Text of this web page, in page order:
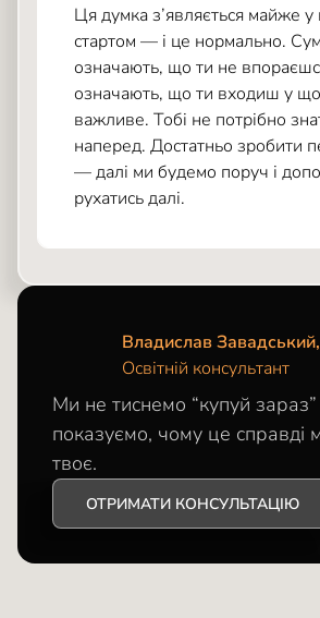
Ця думка з’являється майже у
стартом — і це нормально.
означають, що ти не
означають, що ти входиш у
важливе. Тобі не потрібно
наперед. Достатньо зробити
— далі ми будемо поруч і
рухатись далі.
Владислав Завадський,
Освітній консультант
Ми не тиснемо “купуй
показуємо, чому це справді
твоє.
ОТРИМАТИ КОНСУЛЬТАЦІЮ